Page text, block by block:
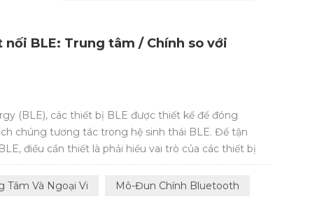
BLE: Trung tâm / Chính so với
(BLE), các thiết bị BLE được thiết kế để đóng
chúng tương tác trong hệ sinh thái BLE. Để tận
điều cần thiết là phải hiểu vai trò của các thiết bị
bài viết này, chúng tôi giới thiệu các vai trò phổ biến
vai trò Trun...
Tâm Và Ngoại Vi
Mô-Đun Chính Bluetooth